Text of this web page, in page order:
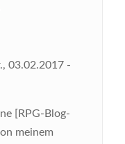
03.02.2017 -
[RPG-Blog-
meinem